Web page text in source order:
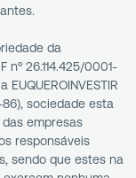
da
nº 26.114.425/0001-
86), sociedade esta
empresas
responsáveis
sendo que estes na